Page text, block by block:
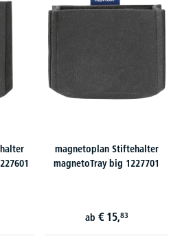
magnetoplan Stiftehalter
magnetoTray big 1227701
ab € 15,83